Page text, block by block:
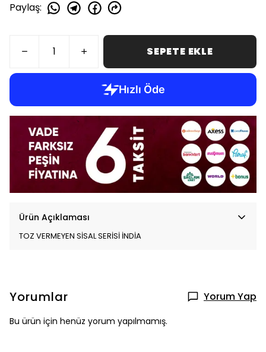
Paylaş:
SEPETE EKLE
Ürün Açıklaması
TOZ VERMEYEN SİSAL SERİSİ İNDİA
Yorumlar Yorum Yap
Bu ürün için henüz yorum yapılmamış.